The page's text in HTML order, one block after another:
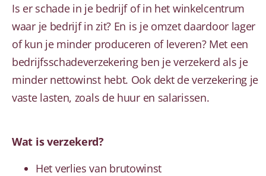
Is er schade in je bedrijf of in het winkelcentrum
waar je bedrijf in zit? En is je omzet daardoor lager
of kun je minder produceren of leveren? Met een
bedrijfsschadeverzekering ben je verzekerd als je
minder nettowinst hebt. Ook dekt de verzekering je
vaste lasten, zoals de huur en salarissen.
Wat is verzekerd?
Het verlies van brutowinst